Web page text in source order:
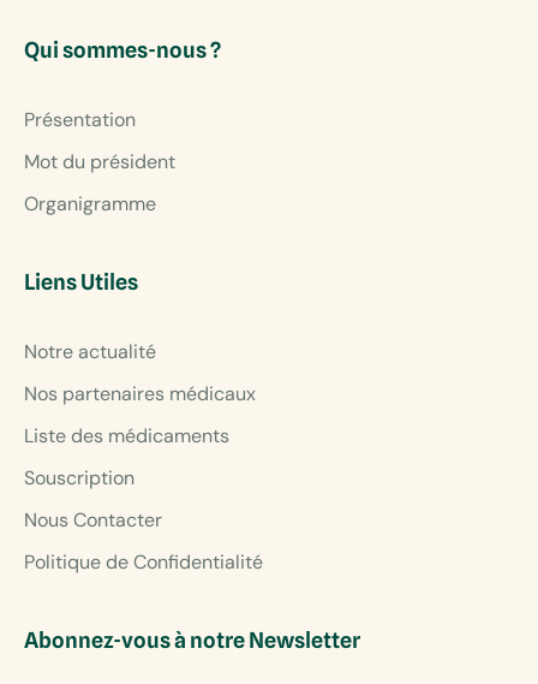
Qui sommes-nous ?
Présentation
Mot du président
Organigramme
Liens Utiles
Notre actualité
Nos partenaires médicaux
Liste des médicaments
Souscription
Nous Contacter
Politique de Confidentialité
Abonnez-vous à notre Newsletter